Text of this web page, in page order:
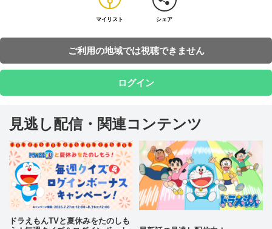
は、分けた分だけ物の価値（かち）がうすまってしまうのだという。その
後、ドラえもんから争奪戦回避銃を借りたのび太は、商店街のバーゲンセー
が…！？
マイリスト シェア
ご利用の地域では視聴できません
ログイン
見逃し配信・関連コンテンツ
ドラえもんTVと夏休みをたのしも